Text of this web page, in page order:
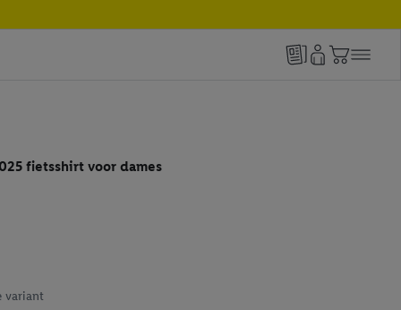
fietsshirt voor dames
variant